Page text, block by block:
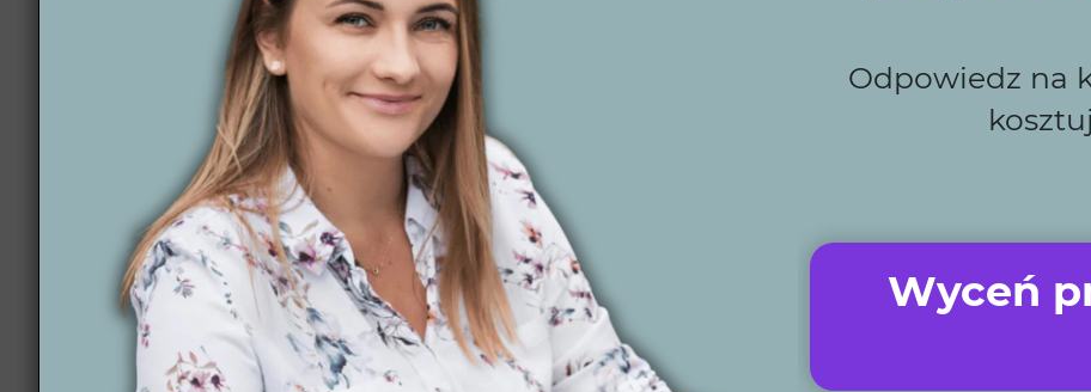
Czym się wyróżniamy?
Pewność terminowej realizacji – szanujemy Twój czas i zawsze dotrzymujemy ustalonych terminów.
Gwarancja zadowolenia z projektu – tworzymy ogrody, które spełniają oczekiwania klientów i odzwierciedlają
Pomoc na każdym etapie – oferujemy pełne wsparcie od koncepcji po realizację, co oszczędza Twój czas i
12 lat doświadczenia i ponad 300 projektów – bogate doświadczenie to gwarancja najwyższej jakości i
Automatyzacja ogrodów – od nawadniania po oświetlenie i automatyczne kosiarki, oferujemy nowoczesne
ogrodu.
Projektowanie online w całej Polsce – bez względu na lokalizację, współpracujemy z klientami na
Zobacz nasze wcześniejsze realizacje ogrodów, aby dowiedzieć się, jak piękne przestrzenie możemy stworzyć
Odpowiedz na
Wyceń